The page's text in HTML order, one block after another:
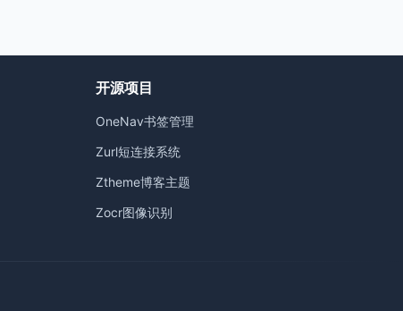
开源项目
OneNav书签管理
Zurl短连接系统
Ztheme博客主题
Zocr图像识别